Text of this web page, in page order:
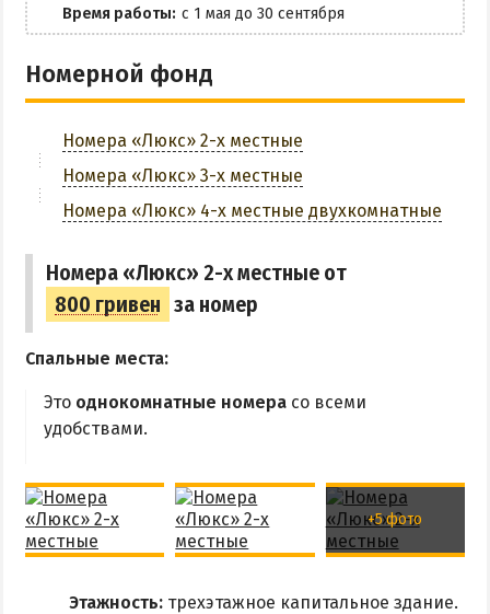
Отдых в бархатный сезон
Беседки
Мангальная зона
Бильярд
Парковка
ЗАБРОНИРОВАТЬ
Время работы: с 1 мая до 30 сентября
Номерной фонд
Номера «Люкс» 2-х местные
Номера «Люкс» 3-х местные
Номера «Люкс» 4-х местные двухкомнатные
Номера «Люкс» 2-х местные от
800 гривен за номер
Спальные места:
Это однокомнатные номера со всеми
удобствами.
+5 фото
Этажность: трехэтажное капитальное здание.